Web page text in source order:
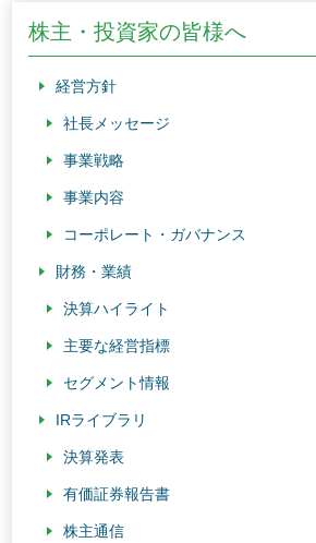
株主・投資家の皆様へ
経営方針
社長メッセージ
事業戦略
事業内容
コーポレート・ガバナンス
財務・業績
決算ハイライト
主要な経営指標
セグメント情報
IRライブラリ
決算発表
有価証券報告書
株主通信